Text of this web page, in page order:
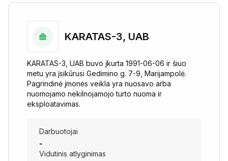
KARATAS-3, UAB
KARATAS-3, UAB buvo įkurta 1991-06-06 ir šiuo
metu yra įsikūrusi Gedimino g. 7-9, Marijampolė.
Pagrindinė įmonės veikla yra nuosavo arba
nuomojamo nekilnojamojo turto nuoma ir
eksploatavimas.
Darbuotojai
-
Vidutinis atlyginimas